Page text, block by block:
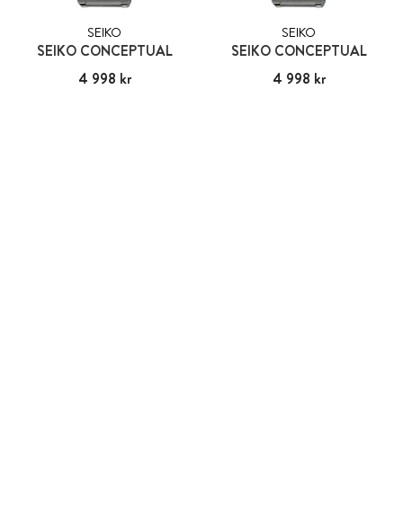
SEIKO
SEIKO CONCEPTUAL
Pris: 4 998 kr
4 998 kr
SEIKO
SEIKO CONCEPTUAL
Pris: 4 998 kr
4 998 kr